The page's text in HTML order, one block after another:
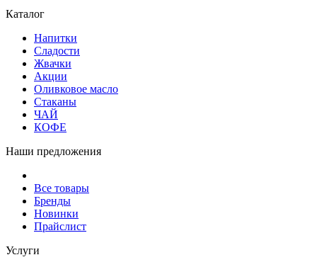
Каталог
Напитки
Сладости
Жвачки
Акции
Оливковое масло
Стаканы
ЧАЙ
КОФЕ
Наши предложения
Все товары
Бренды
Новинки
Прайслист
Услуги